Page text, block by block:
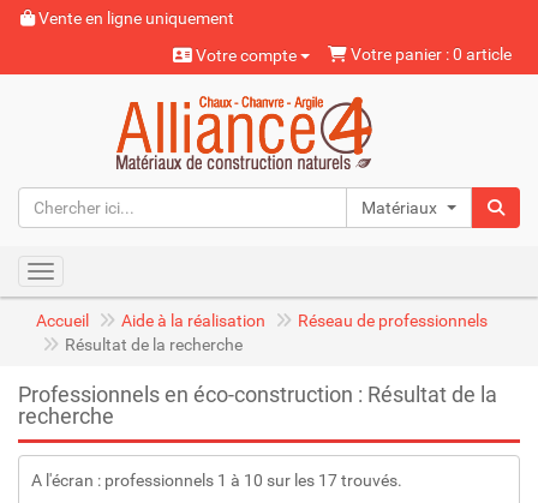
Vente en ligne uniquement
Votre compte
Votre panier : 0 article
Matériaux naturels
Toggle navigation
Accueil Aide à la réalisation
Réseau de professionnels
Résultat de la recherche
Professionnels en éco-construction : Résultat de la
recherche
A l'écran : professionnels 1 à 10 sur les 17 trouvés.